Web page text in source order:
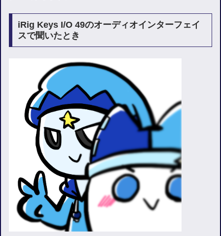
iRig Keys I/O 49のオーディオインターフェイ
スで聞いたとき